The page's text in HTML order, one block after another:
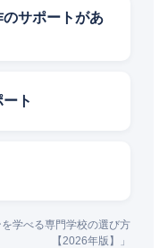
サポートがあ
ト
学べる専門学校の選び方
【2026年版】」